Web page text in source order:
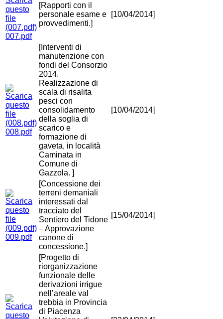
007.pdf
[Rapporti con il
personale esame e
provvedimenti.]
[10/04/2014]
008.pdf
[Interventi di
manutenzione con
fondi del Consorzio
2014.
Realizzazione di
scala di risalita
pesci con
consolidamento
della soglia di
scarico e
formazione di
gaveta, in località
Caminata in
Comune di
Gazzola. ]
[10/04/2014]
009.pdf
[Concessione dei
terreni demaniali
interessati dal
tracciato del
Sentiero del Tidone
– Approvazione
canone di
concessione.]
[15/04/2014]
[Progetto di
riorganizzazione
funzionale delle
derivazioni irrigue
nell’areale val
trebbia in Provincia
di Piacenza